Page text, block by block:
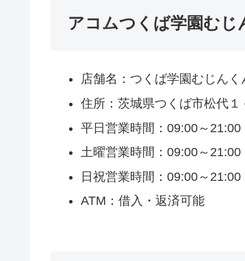
アコムつくば学園むじ
店舗名：つくば学園むじんく
住所：茨城県つくば市松代１
平日営業時間：09:00～21:00
土曜営業時間：09:00～21:00
日祝営業時間：09:00～21:00
ATM：借入・返済可能